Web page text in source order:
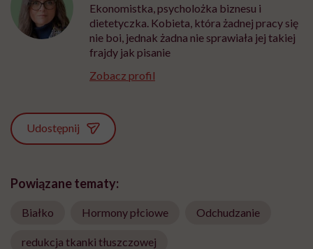
Ekonomistka, psycholożka biznesu i
dietetyczka. Kobieta, która żadnej pracy się
nie boi, jednak żadna nie sprawiała jej takiej
frajdy jak pisanie
Zobacz profil
Udostępnij
Powiązane tematy:
Białko Hormony płciowe Odchudzanie
redukcja tkanki tłuszczowej